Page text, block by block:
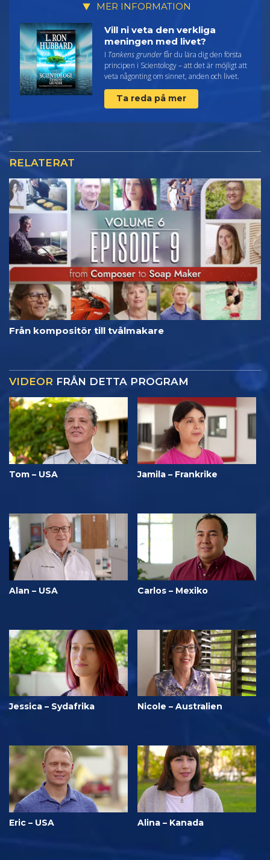
MER INFORMATION
Vill ni veta den verkliga
meningen med livet?
I Tankens grunderfår du lära dig den första
principen i Scientology – att det är möjligt att
veta någonting om sinnet, anden och livet.
Ta reda på mer
RELATERAT
Från kompositör till tvålmakare
VIDEOR FRÅN DETTA PROGRAM
Tom – USA Jamila – Frankrike
Alan – USA Carlos – Mexiko
Jessica – Sydafrika Nicole – Australien
Eric – USA Alina – Kanada